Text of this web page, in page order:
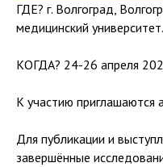
ГДЕ? г. Волгоград,
медицинский университет.
КОГДА? 24-26 апреля
К участию приглашаются
Для публикации и
завершённые